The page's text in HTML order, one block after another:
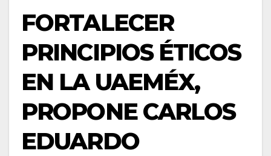
FORTALECER
PRINCIPIOS ÉTICOS
EN LA UAEMÉX,
PROPONE CARLOS
EDUARDO